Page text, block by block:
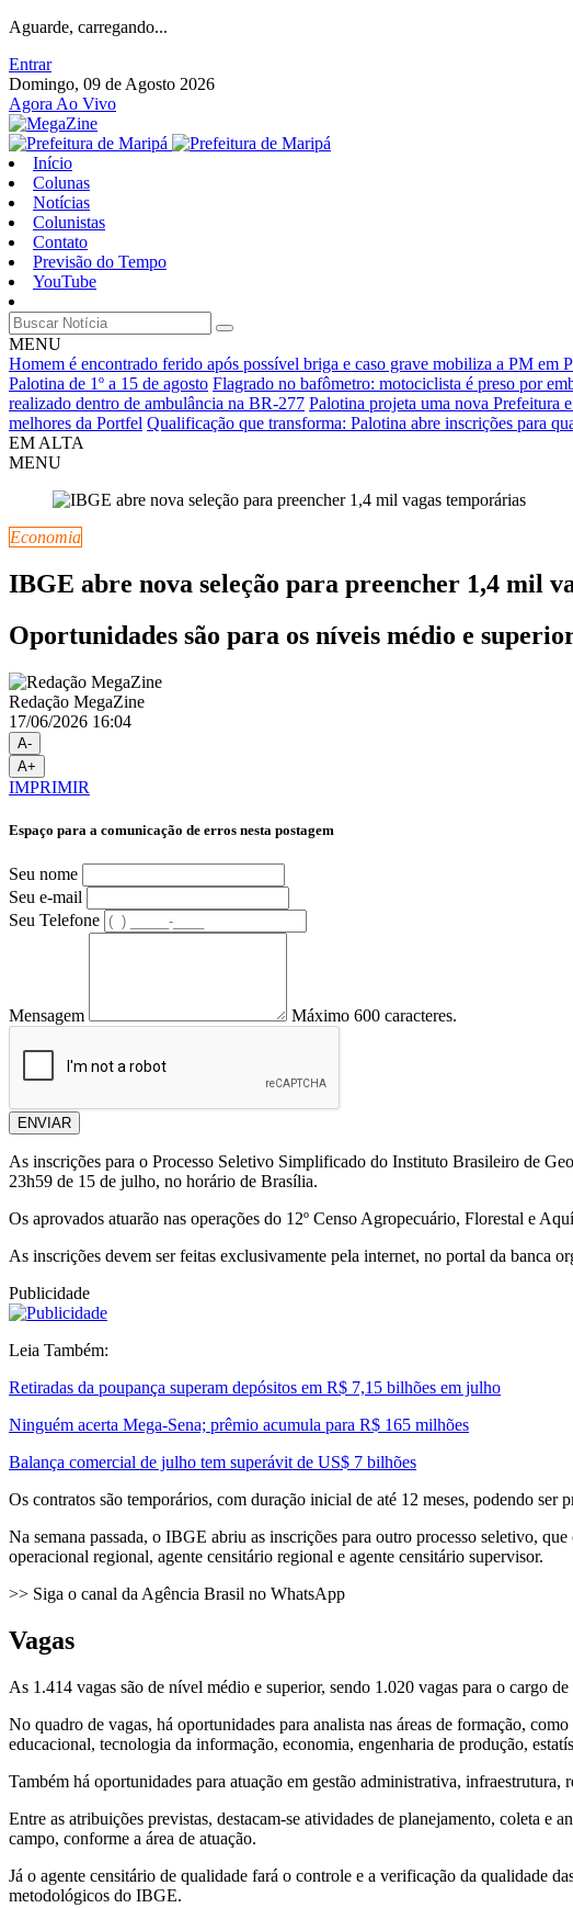
Aguarde, carregando...
Entrar
Domingo, 09 de Agosto 2026
Agora Ao Vivo
Início
Colunas
Notícias
Colunistas
Contato
Previsão do Tempo
YouTube
MENU
Homem é encontrado ferido após possível briga e caso grave mobiliza a PM em
Palotina de 1º a 15 de agosto Flagrado no bafômetro: motociclista é preso por
realizado dentro de ambulância na BR-277 Palotina projeta uma nova Prefeitura
melhores da Portfel Qualificação que transforma: Palotina abre inscrições para
EM ALTA
MENU
Economia
IBGE abre nova seleção para preencher 1,4 mil
Oportunidades são para os níveis médio e
Redação MegaZine
17/06/2026 16:04
A-
A+
IMPRIMIR
Espaço para a comunicação de erros nesta postagem
Seu nome
Seu e-mail
Seu Telefone
Mensagem Máximo 600 caracteres.
ENVIAR
As inscrições para o Processo Seletivo Simplificado do Instituto Brasileiro de
23h59 de 15 de julho, no horário de Brasília.
Os aprovados atuarão nas operações do 12º Censo Agropecuário, Florestal e
As inscrições devem ser feitas exclusivamente pela internet, no portal da banca
Publicidade
Leia Também:
Retiradas da poupança superam depósitos em R$ 7,15 bilhões em julho
Ninguém acerta Mega-Sena; prêmio acumula para R$ 165 milhões
Balança comercial de julho tem superávit de US$ 7 bilhões
Os contratos são temporários, com duração inicial de até 12 meses, podendo ser
Na semana passada, o IBGE abriu as inscrições para outro processo seletivo,
operacional regional, agente censitário regional e agente censitário supervisor.
>> Siga o canal da Agência Brasil no WhatsApp
Vagas
As 1.414 vagas são de nível médio e superior, sendo 1.020 vagas para o cargo
No quadro de vagas, há oportunidades para analista nas áreas de formação,
educacional, tecnologia da informação, economia, engenharia de produção,
Também há oportunidades para atuação em gestão administrativa, infraestrutura,
Entre as atribuições previstas, destacam-se atividades de planejamento, coleta e
campo, conforme a área de atuação.
Já o agente censitário de qualidade fará o controle e a verificação da qualidade
metodológicos do IBGE.